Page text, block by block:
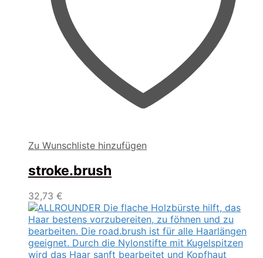
Zu Wunschliste hinzufügen
stroke.brush
32,73 €